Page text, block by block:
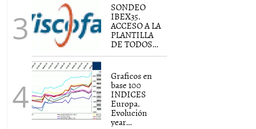
SONDEO
IBEX35.
ACCESO A LA
PLANTILLA
DE TODOS...
Graficos en
base 100
INDICES
Europa.
Evolución
year...